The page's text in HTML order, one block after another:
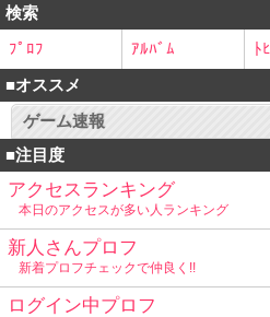
検索
ﾌﾟﾛﾌ
ｱﾙﾊﾞﾑ ﾄ
■オススメ
ゲーム速報
■注目度
アクセスランキング
本日のアクセスが多い人ランキング
新人さんプロフ
新着プロフチェックで仲良く!!
ログイン中プロフ